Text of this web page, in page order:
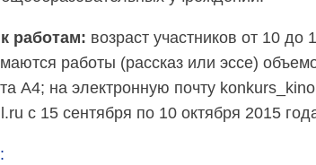
работам: возраст участников от 10 до
работы (рассказ или эссе)
А4; на электронную почту
с 15 сентября по 10 октября 2015